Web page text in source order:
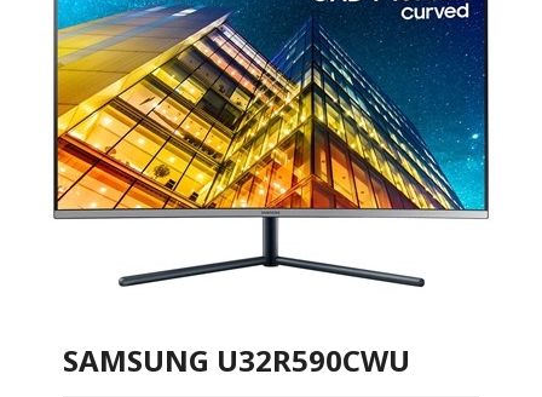
SAMSUNG U32R590CWU